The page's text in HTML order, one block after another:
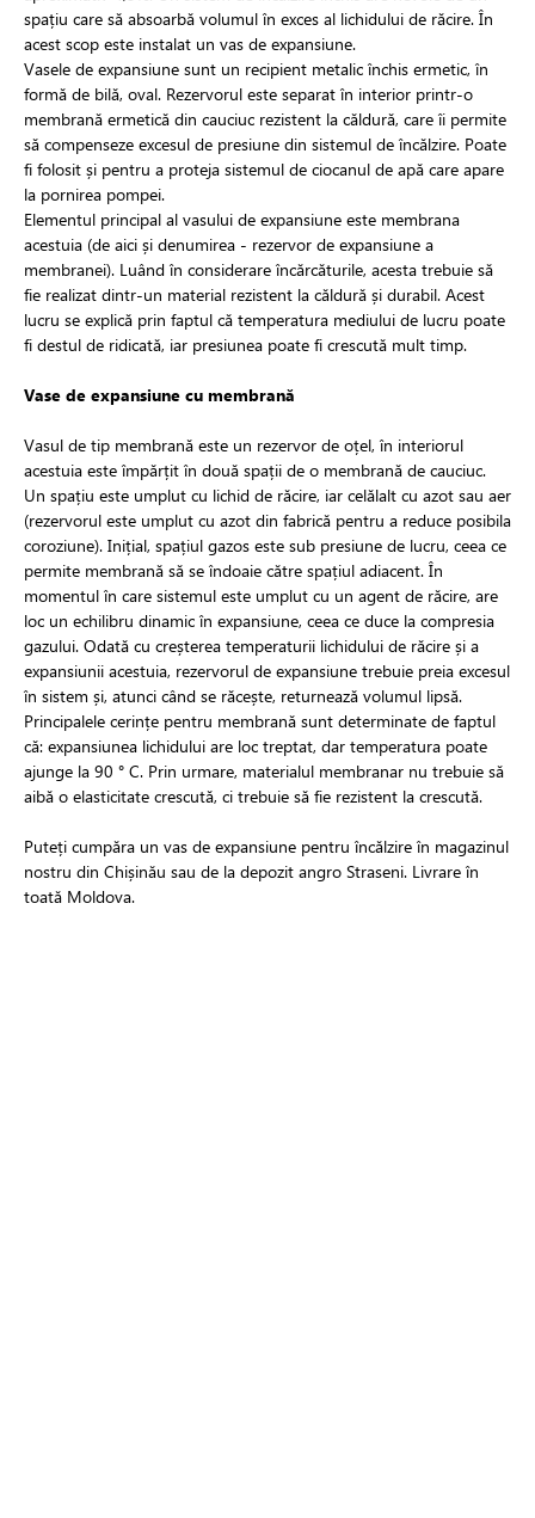
spațiu care să absoarbă volumul în exces al lichidului de răcire. În
acest scop este instalat un vas de expansiune.
Vasele de expansiune sunt un recipient metalic închis ermetic, în
formă de bilă, oval. Rezervorul este separat în interior printr-o
membrană ermetică din cauciuc rezistent la căldură, care îi permite
să compenseze excesul de presiune din sistemul de încălzire. Poate
fi folosit și pentru a proteja sistemul de ciocanul de apă care apare
la pornirea pompei.
Elementul principal al vasului de expansiune este membrana
acestuia (de aici și denumirea - rezervor de expansiune a
membranei). Luând în considerare încărcăturile, acesta trebuie să
fie realizat dintr-un material rezistent la căldură și durabil. Acest
lucru se explică prin faptul că temperatura mediului de lucru poate
fi destul de ridicată, iar presiunea poate fi crescută mult timp.
Vase de expansiune cu membrană
Vasul de tip membrană este un rezervor de oțel, în interiorul
acestuia este împărțit în două spații de o membrană de cauciuc.
Un spațiu este umplut cu lichid de răcire, iar celălalt cu azot sau aer
(rezervorul este umplut cu azot din fabrică pentru a reduce posibila
coroziune). Inițial, spațiul gazos este sub presiune de lucru, ceea ce
permite membrană să se îndoaie către spațiul adiacent. În
momentul în care sistemul este umplut cu un agent de răcire, are
loc un echilibru dinamic în expansiune, ceea ce duce la compresia
gazului. Odată cu creșterea temperaturii lichidului de răcire și a
expansiunii acestuia, rezervorul de expansiune trebuie preia excesul
în sistem și, atunci când se răcește, returnează volumul lipsă.
Principalele cerințe pentru membrană sunt determinate de faptul
că: expansiunea lichidului are loc treptat, dar temperatura poate
ajunge la 90 ° C. Prin urmare, materialul membranar nu trebuie să
aibă o elasticitate crescută, ci trebuie să fie rezistent la crescută.
Puteți cumpăra un vas de expansiune pentru încălzire în magazinul
nostru din Chișinău sau de la depozit angro Straseni. Livrare în
toată Moldova.